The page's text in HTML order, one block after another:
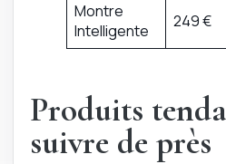
Montre
Intelligente
249 €
Produits
suivre de près